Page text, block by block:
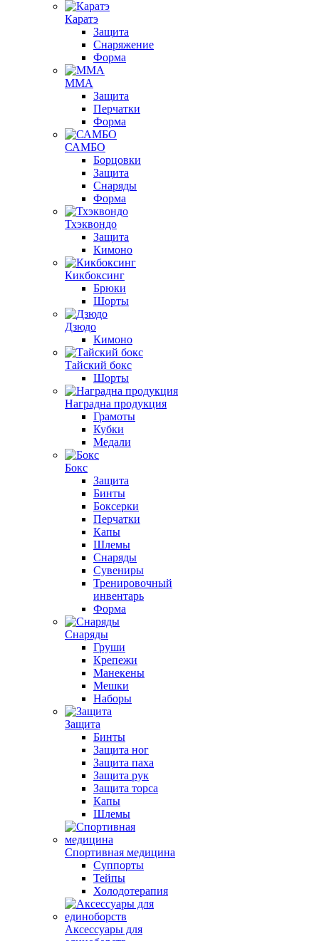
Каратэ
Защита
Снаряжение
Форма
ММА
Защита
Перчатки
Форма
САМБО
Борцовки
Защита
Снаряды
Форма
Тхэквондо
Защита
Кимоно
Кикбоксинг
Брюки
Шорты
Дзюдо
Кимоно
Тайский бокс
Шорты
Наградна продукция
Грамоты
Кубки
Медали
Бокс
Защита
Бинты
Боксерки
Перчатки
Капы
Шлемы
Снаряды
Сувениры
Тренировочный
инвентарь
Форма
Снаряды
Груши
Крепежи
Манекены
Мешки
Наборы
Защита
Бинты
Защита ног
Защита паха
Защита рук
Защита торса
Капы
Шлемы
Спортивная медицина
Суппорты
Тейпы
Холодотерапия
Аксессуары для